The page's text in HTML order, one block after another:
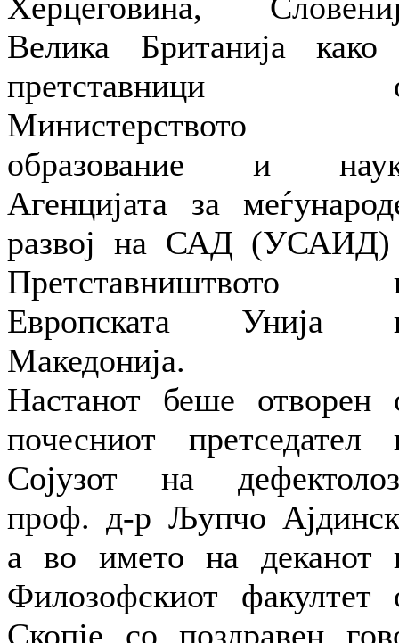
Велика Британија
претставници
Министерството
образование и
Агенцијата за
развој на САД
Претставништвото
Европската Унија
Македонија.
Настанот беше отворен
почесниот претседател
Сојузот на
проф. д-р Љупчо
а во името на деканот
Филозофскиот факултет
Скопје со поздравен